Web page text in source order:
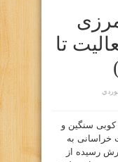
تا
کوبی سنگین و
خراسانی به
گزارش رسیده از